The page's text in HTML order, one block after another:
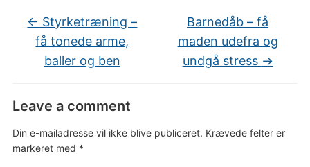
← Styrketræning –
få tonede arme,
baller og ben
Barnedåb – få
maden udefra og
undgå stress →
Leave a comment
Din e-mailadresse vil ikke blive publiceret. Krævede felter er
markeret med *